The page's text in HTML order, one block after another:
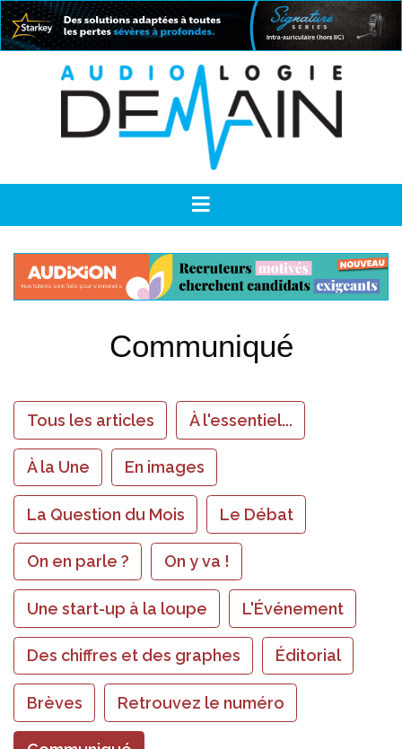
Communiqué
Tous les articles À l'essentiel...
À la Une En images
La Question du Mois Le Débat
On en parle ? On y va !
Une start-up à la loupe L'Événement
Des chiffres et des graphes Éditorial
Brèves Retrouvez le numéro